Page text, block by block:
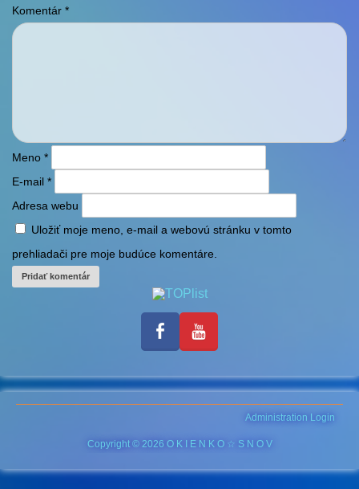
Komentár *
Meno *
E-mail *
Adresa webu
Uložiť moje meno, e-mail a webovú stránku v tomto
prehliadači pre moje budúce komentáre.
Administration Login
Copyright © 2026 O K I E N K O ☆ S N O V